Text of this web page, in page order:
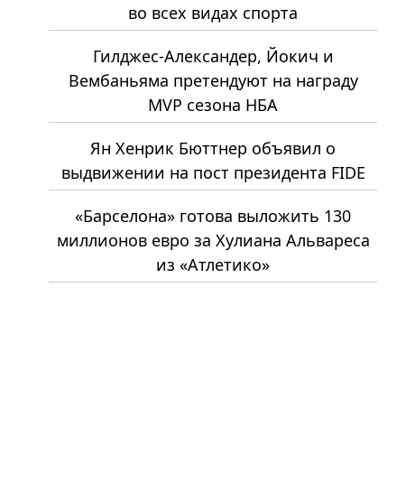
во всех видах спорта
Гилджес-Александер, Йокич и
Вембаньяма претендуют на награду
MVP сезона НБА
Ян Хенрик Бюттнер объявил о
выдвижении на пост президента FIDE
«Барселона» готова выложить 130
миллионов евро за Хулиана Альвареса
из «Атлетико»